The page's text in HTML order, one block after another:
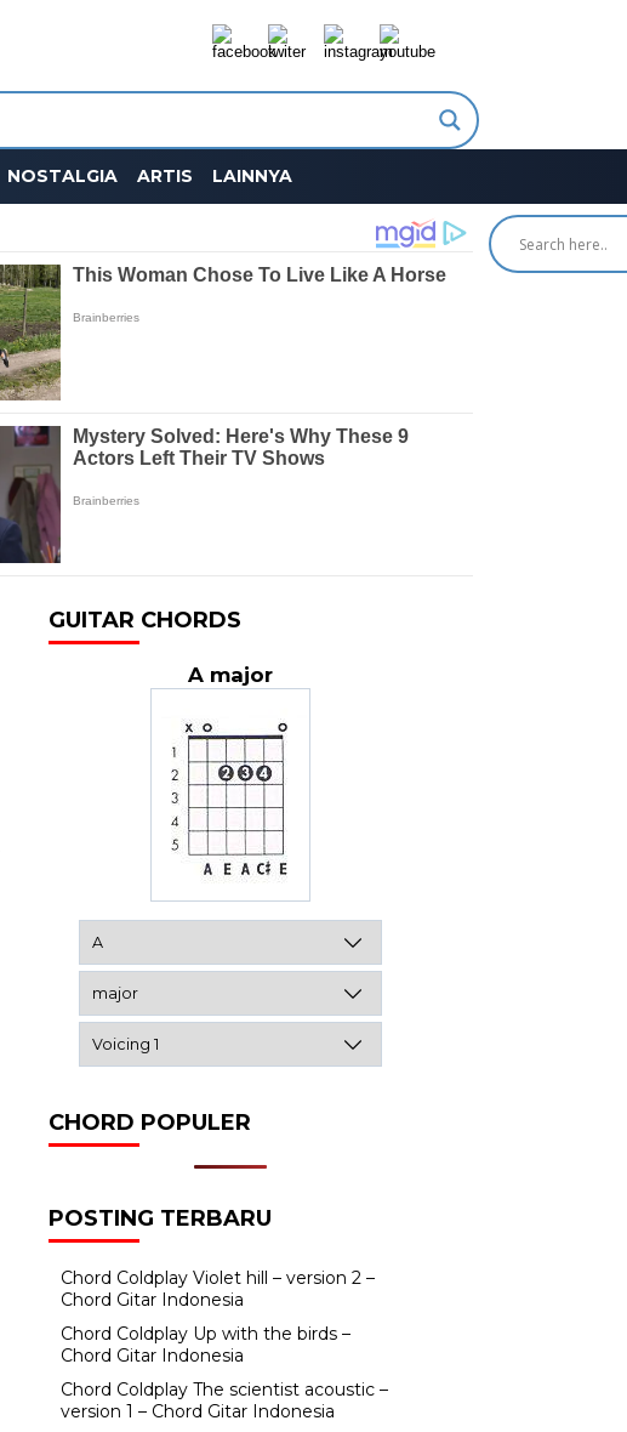
NOSTALGIA ARTIS LAINNYA
GUITAR CHORDS
A major
CHORD POPULER
POSTING TERBARU
Chord Coldplay Violet hill – version 2 –
Chord Gitar Indonesia
Chord Coldplay Up with the birds –
Chord Gitar Indonesia
Chord Coldplay The scientist acoustic –
version 1 – Chord Gitar Indonesia